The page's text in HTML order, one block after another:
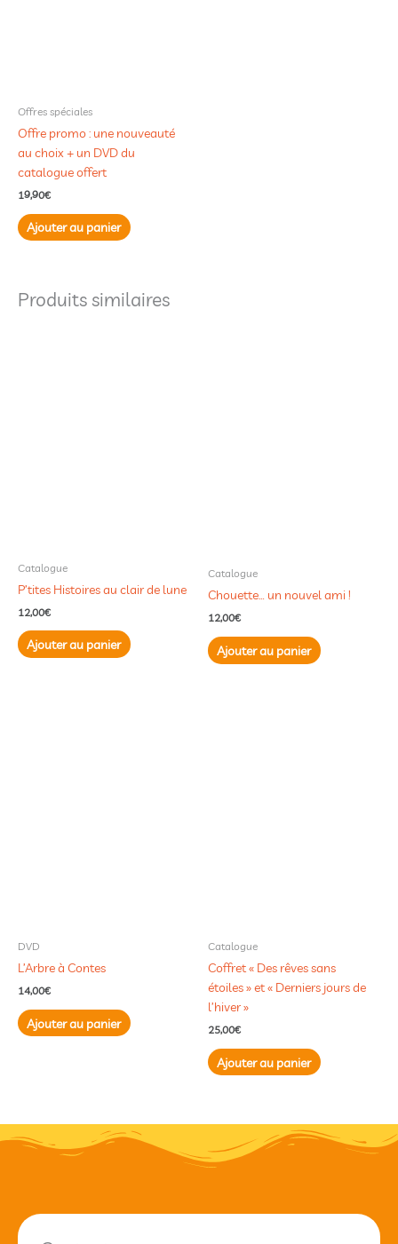
Offres spéciales
Offre promo : une nouveauté
au choix + un DVD du
catalogue offert
19,90€
Ajouter au panier
Produits similaires
Catalogue
P’tites Histoires au clair de lune
12,00€
Ajouter au panier
Catalogue
Chouette… un nouvel ami !
12,00€
Ajouter au panier
DVD
L’Arbre à Contes
14,00€
Ajouter au panier
Catalogue
Coffret « Des rêves sans
étoiles » et « Derniers jours de
l’hiver »
25,00€
Ajouter au panier